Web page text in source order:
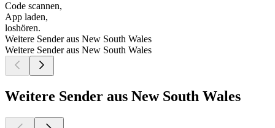
Code scannen,
App laden,
loshören.
Weitere Sender aus New South Wales
Weitere Sender aus New South Wales
Weitere Sender aus New South Wales